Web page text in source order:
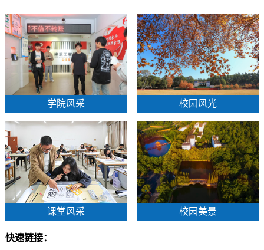
学院风采 校园风光
课堂风采 校园美景
快速链接：